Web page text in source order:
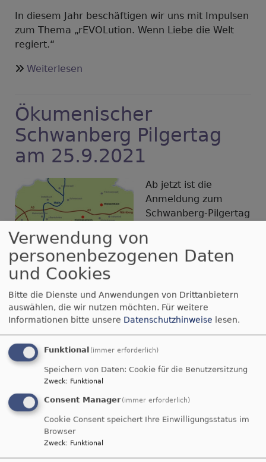
In diesem Jahr beschäftigen wir uns mit Impulsen
zum Thema „rEVOLution. Wenn Liebe die Welt
regiert.“
Weiterlesen
am
28.9.2024
Ökumenischer
Schwanberg Pilgertag
am 25.9.2021
Bildrechte beim Autor
Ab jetzt ist die
Anmeldung zum
Schwanberg-Pilgertag
Informationen incl.
Flyer zum Download
Von der Stadtkirche
Kitzingen aus wird um
9.20 Uhr eine
Pilgergruppe starten, die Dekanin Kerstin
Baderschneider leiten wird. Wenn Sie eine
kürzere Strecke gehen möchten, finden Sie sich
gerne an einem der anderen Ausgangspunkte
ein. Für Jugendliche gibt es speziell ausgewiesene
Startpunkte. Auch mehrere Touren für Radl-
Fahrer*innen werden angeboten.
Weiterlesenüber
Verwendung von
personenbezogenen Daten
und Cookies
Bitte die Dienste und Anwendungen von Drittanbietern
auswählen, die wir nutzen möchten. Für weitere
Informationen bitte unsere Datenschutzhinweise lesen.
Funktional (immer erforderlich)
Speichern von Daten: Cookie für die Benutzersitzung
Zweck: Funktional
Consent Manager (immer erforderlich)
Cookie Consent speichert Ihre Einwilligungsstatus im
Browser
Zweck: Funktional